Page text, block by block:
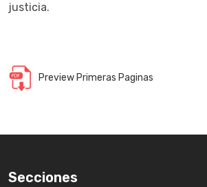
justicia.
Preview Primeras Paginas
Secciones